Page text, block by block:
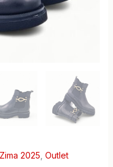
2025 Outlet